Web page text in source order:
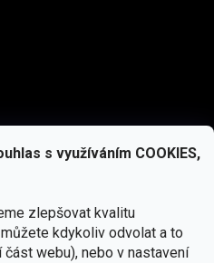
s využíváním COOKIES,
zlepšovat kvalitu
kdykoliv odvolat a to
webu), nebo v nastavení